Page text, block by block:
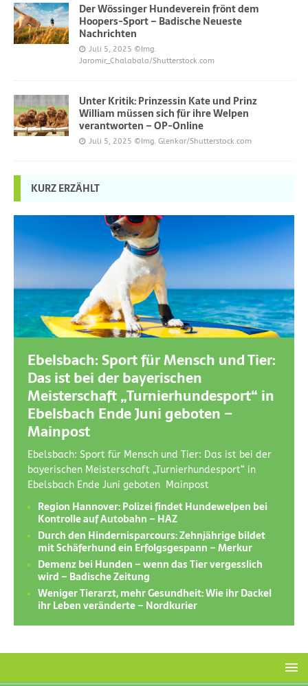
Der Wössinger Hundeverein frönt dem
Hoopers-Sport – Badische Neueste
Nachrichten
Juli 5, 2025 ©Img.
Jaromir_Chalabala/Shutterstock.com
Unter Kritik: Prinzessin Kate und Prinz
William müssen sich für ihre Welpen
verantworten – OP-Online
Juli 5, 2025 ©Img. Glenkar/Shutterstock.com
KURZ ERZÄHLT
Ebelsbach: Sport für Mensch und Tier:
Das ist bei der bayerischen
Meisterschaft „Turnierhundesport“ in
Ebelsbach Ende Juni geboten –
Mainpost
Ebelsbach: Sport für Mensch und Tier: Das ist bei der
bayerischen Meisterschaft „Turnierhundesport“ in
Ebelsbach Ende Juni geboten Mainpost
Region Hannover: Polizei findet Hundewelpen bei
Kontrolle auf Autobahn – HAZ
Durch den Hindernisparcours: Zehnjährige bildet
mit Schäferhund ein Erfolgsgespann – Merkur
Demenz bei Hunden – wenn das Tier vergesslich
wird – Badische Zeitung
Weniger Tierarzt, mehr Gesundheit: Wie ihr Dackel
ihr Leben veränderte – Nordkurier